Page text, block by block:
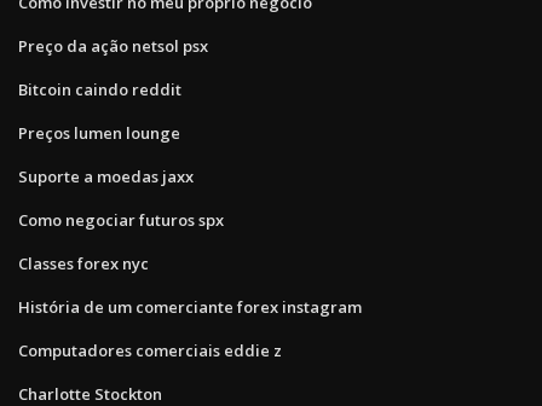
Preço da ação netsol psx
Bitcoin caindo reddit
Preços lumen lounge
Suporte a moedas jaxx
Como negociar futuros spx
Classes forex nyc
História de um comerciante forex instagram
Computadores comerciais eddie z
Charlotte Stockton